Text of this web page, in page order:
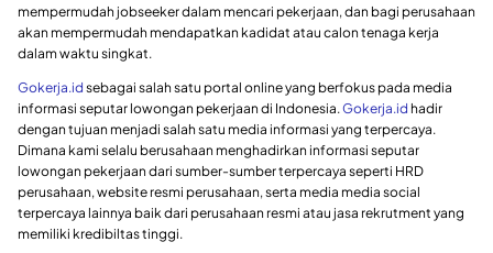
mempermudah jobseeker dalam mencari pekerjaan, dan bagi perusahaan
akan mempermudah mendapatkan kadidat atau calon tenaga kerja
dalam waktu singkat.
Gokerja.id sebagai salah satu portal online yang berfokus pada media
informasi seputar lowongan pekerjaan di Indonesia. Gokerja.id hadir
dengan tujuan menjadi salah satu media informasi yang terpercaya.
Dimana kami selalu berusahaan menghadirkan informasi seputar
lowongan pekerjaan dari sumber-sumber terpercaya seperti HRD
perusahaan, website resmi perusahaan, serta media media social
terpercaya lainnya baik dari perusahaan resmi atau jasa rekrutment yang
memiliki kredibiltas tinggi.